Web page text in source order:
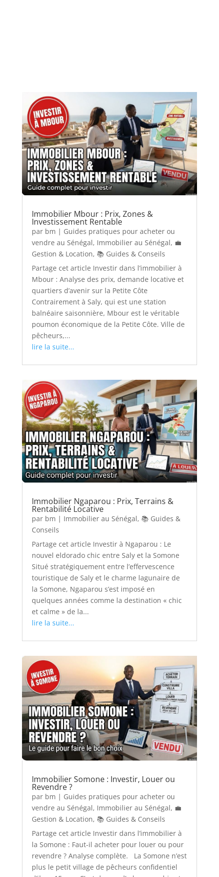
Immobilier Mbour : Prix, Zones &
Investissement Rentable
par bm | Guides pratiques pour acheter ou
vendre au Sénégal, Immobilier au Sénégal, 💼
Gestion & Location, 📚 Guides & Conseils
Partage cet article Investir dans l’immobilier à
Mbour : Analyse des prix, demande locative et
quartiers d’avenir sur la Petite Côte
Contrairement à Saly, qui est une station
balnéaire saisonnière, Mbour est le véritable
poumon économique de la Petite Côte. Ville de
pêcheurs,...
lire la suite...
Immobilier Ngaparou : Prix, Terrains &
Rentabilité Locative
par bm | Immobilier au Sénégal, 📚 Guides &
Conseils
Partage cet article Investir à Ngaparou : Le
nouvel eldorado chic entre Saly et la Somone
Situé stratégiquement entre l’effervescence
touristique de Saly et le charme lagunaire de
la Somone, Ngaparou s’est imposé en
quelques années comme la destination « chic
et calme » de la...
lire la suite...
Immobilier Somone : Investir, Louer ou
Revendre ?
par bm | Guides pratiques pour acheter ou
vendre au Sénégal, Immobilier au Sénégal, 💼
Gestion & Location, 📚 Guides & Conseils
Partage cet article Investir dans l’immobilier à
la Somone : Faut-il acheter pour louer ou pour
revendre ? Analyse complète. La Somone n’est
plus le petit village de pêcheurs confidentiel